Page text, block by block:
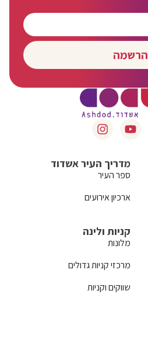
הרשמה
מדריך העיר אשדוד
ספר העיר
ארכיון אירועים
קניות ולינה
מלונות
מרכזי קניות גדולים
שווקים וקניות